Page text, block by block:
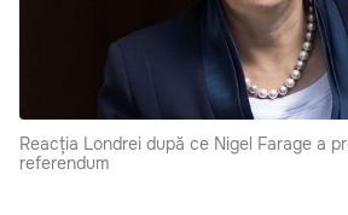
Reacția Londrei după ce Nigel Farage a
referendum